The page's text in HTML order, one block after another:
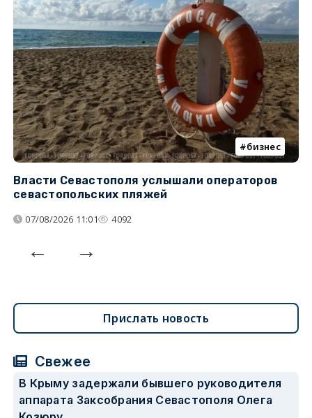
бизнес
Власти Севастополя услышали операторов
севастопольских пляжей
07/08/2026 11:01 4092
Прислать новость
Свежее
В Крыму задержали бывшего руководителя
аппарата Заксобрания Севастополя Олега